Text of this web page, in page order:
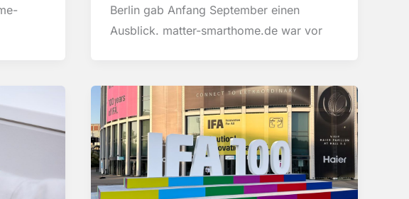
Berlin gab Anfang September einen
Ausblick. matter-smarthome.de war vor